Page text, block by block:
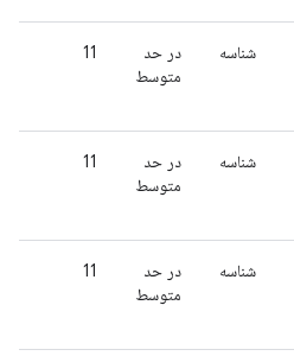
شناسه
در حد
متوسط
11
شناسه
در حد
متوسط
11
شناسه
در حد
متوسط
11